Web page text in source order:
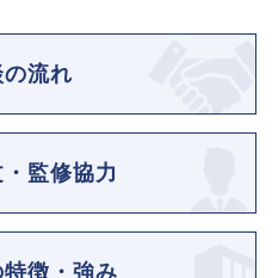
の流れ
監修協力
徴・強み